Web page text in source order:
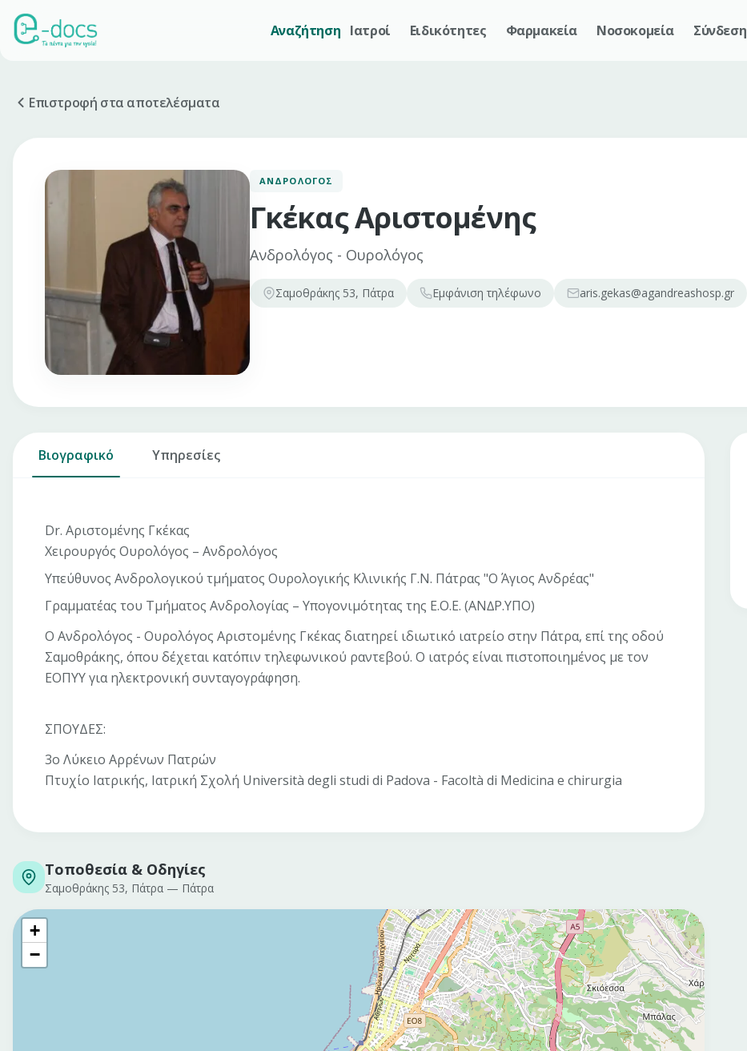
Αναζήτηση Ιατροί Ειδικότητες Φαρμακεία Νοσοκομεία Σύνδεση
Επιστροφή στα αποτελέσματα
ΑΝΔΡΟΛΌΓΟΣ
Γκέκας Αριστομένης
Ανδρολόγος - Ουρολόγος
Σαμοθράκης 53, Πάτρα Εμφάνιση τηλέφωνο aris.gekas@agandreashosp.gr
Βιογραφικό Υπηρεσίες
Dr. Αριστομένης Γκέκας
Χειρουργός Ουρολόγος – Ανδρολόγος
Υπεύθυνος Ανδρολογικού τμήματος Ουρολογικής Κλινικής Γ.Ν. Πάτρας "Ο Άγιος Ανδρέας"
Γραμματέας του Τμήματος Ανδρολογίας – Υπογονιμότητας της Ε.Ο.Ε. (ΑΝ∆Ρ.ΥΠΟ)
Ο Ανδρολόγος - Ουρολόγος Αριστομένης Γκέκας διατηρεί ιδιωτικό ιατρείο στην Πάτρα, επί της οδού
Σαμοθράκης, όπου δέχεται κατόπιν τηλεφωνικού ραντεβού. Ο ιατρός είναι πιστοποιημένος με τον
ΕΟΠΥΥ για ηλεκτρονική συνταγογράφηση.
ΣΠΟΥΔΕΣ:
3ο Λύκειο Αρρένων Πατρών
Πτυχίο Ιατρικής, Ιατρική Σχολή Università degli studi di Padova - Facoltà di Medicina e chirurgia
Τοποθεσία & Οδηγίες
Σαμοθράκης 53, Πάτρα — Πάτρα
+
−